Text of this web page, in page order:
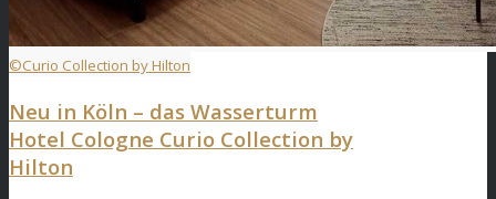
©Curio Collection by Hilton
Neu in Köln – das Wasserturm
Hotel Cologne Curio Collection by
Hilton